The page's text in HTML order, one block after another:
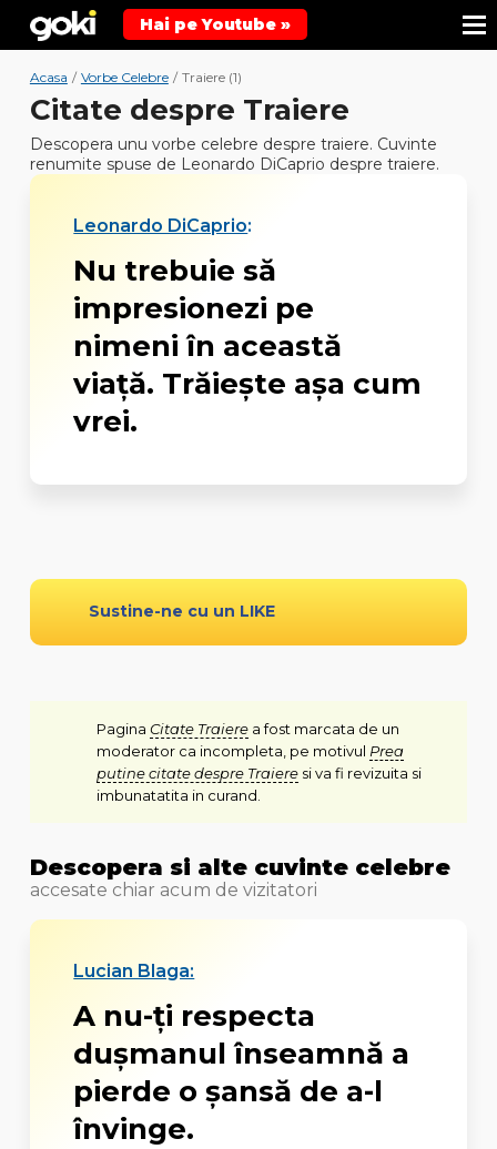
Hai pe Youtube »
Acasa / Vorbe Celebre / Traiere (1)
Citate despre Traiere
Descopera unu vorbe celebre despre traiere. Cuvinte
renumite spuse de Leonardo DiCaprio despre traiere.
Leonardo DiCaprio:
Nu trebuie să
impresionezi pe
nimeni în această
viaţă. Trăieşte aşa cum
vrei.
Sustine-ne cu un LIKE
Pagina Citate Traierea fost marcata de un
moderator ca incompleta, pe motivul Prea
putine citate despre Traieresi va fi revizuita si
imbunatatita in curand.
Descopera si alte cuvinte celebre
accesate chiar acum de vizitatori
Lucian Blaga:
A nu-ţi respecta
duşmanul înseamnă a
pierde o şansă de a-l
învinge.